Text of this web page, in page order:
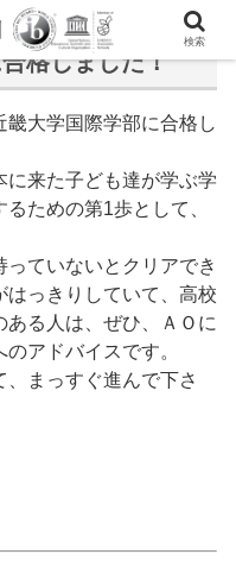
格しました！
大学国際学部に合格し
来た子ども達が学ぶ学
ための第1歩として、
っていないとクリアでき
はっきりしていて、高校
る人は、ぜひ、ＡＯに
アドバイスです。
まっすぐ進んで下さ
検索